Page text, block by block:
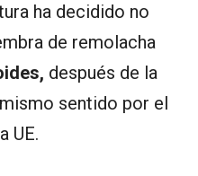
ha decidido no
de remolacha
después de la
sentido por el
UE.